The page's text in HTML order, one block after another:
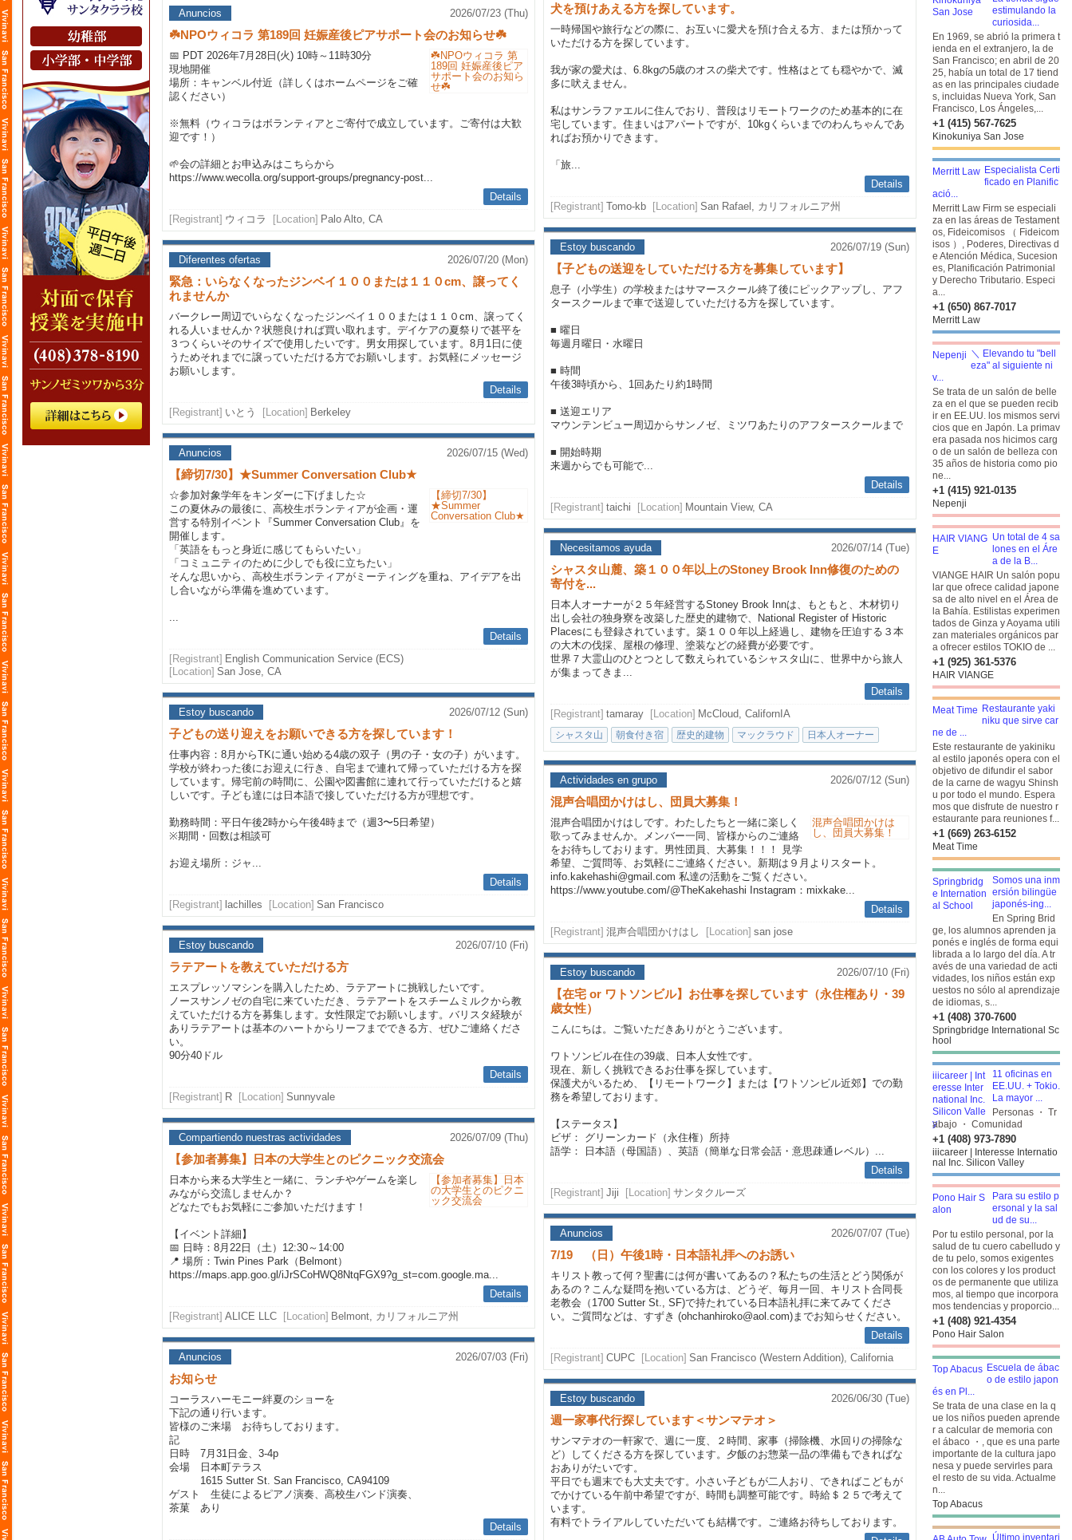
Anuncios 2026/07/23 (Thu)
☘️NPOウィコラ 第189回 妊娠産後ピアサポート会のお知らせ☘️
📅 PDT 2026年7月28日(火) 10時～11時30分
現地開催
場所：キャンベル付近（詳しくはホームページをご確
認ください）
※無料（ウィコラはボランティアとご寄付で成立しています。ご寄付は大歓
迎です！）
🌱会の詳細とお申込みはこちらから
https://www.wecolla.org/support-groups/pregnancy-post...
Details
[Registrant] ウィコラ [Location] Palo Alto, CA
Diferentes ofertas 2026/07/20 (Mon)
緊急：いらなくなったジンベイ１００または１１０cm、譲ってく
れませんか
バークレー周辺でいらなくなったジンベイ１００または１１０cm、譲ってく
れる人いませんか？状態良ければ買い取れます。デイケアの夏祭りで甚平を
３つくらいそのサイズで使用したいです。男女用探しています。8月1日に使
うためそれまでに譲っていただける方でお願いします。お気軽にメッセージ
お願いします。
Details
[Registrant] いとう [Location] Berkeley
Anuncios 2026/07/15 (Wed)
【締切7/30】★Summer Conversation Club★
☆参加対象学年をキンダーに下げました☆
この夏休みの最後に、高校生ボランティアが企画・運
営する特別イベント『Summer Conversation Club』を
開催します。
「英語をもっと身近に感じてもらいたい」
「コミュニティのために少しでも役に立ちたい」
そんな思いから、高校生ボランティアがミーティングを重ね、アイデアを出
し合いながら準備を進めています。
...
Details
[Registrant] English Communication Service (ECS)
[Location] San Jose, CA
Estoy buscando 2026/07/12 (Sun)
子どもの送り迎えをお願いできる方を探しています！
仕事内容：8月からTKに通い始める4歳の双子（男の子・女の子）がいます。
学校が終わった後にお迎えに行き、自宅まで連れて帰っていただける方を探
しています。帰宅前の時間に、公園や図書館に連れて行っていただけると嬉
しいです。子ども達には日本語で接していただける方が理想です。
勤務時間：平日午後2時から午後4時まで（週3〜5日希望）
※期間・回数は相談可
お迎え場所：ジャ...
Details
[Registrant] lachilles [Location] San Francisco
Estoy buscando 2026/07/10 (Fri)
ラテアートを教えていただける方
エスプレッソマシンを購入したため、ラテアートに挑戦したいです。
ノースサンノゼの自宅に来ていただき、ラテアートをスチームミルクから教
えていただける方を募集します。女性限定でお願いします。バリスタ経験が
ありラテアートは基本のハートからリーフまでできる方、ぜひご連絡くださ
い。
90分40ドル
Details
[Registrant] R [Location] Sunnyvale
Compartiendo nuestras actividades 2026/07/09 (Thu)
【参加者募集】日本の大学生とのピクニック交流会
日本から来る大学生と一緒に、ランチやゲームを楽し
みながら交流しませんか？
どなたでもお気軽にご参加いただけます！
【イベント詳細】
📅 日時：8月22日（土）12:30～14:00
📍 場所：Twin Pines Park（Belmont）
https://maps.app.goo.gl/iJrSCoHWQ8NtqFGX9?g_st=com.google.ma...
Details
[Registrant] ALICE LLC [Location] Belmont, カリフォルニア州
Anuncios 2026/07/03 (Fri)
お知らせ
コーラスハーモニー絆夏のショーを
下記の通り行います。
皆様のご来場 お待ちしております。
記
日時 7月31日金、3-4p
会場 日本町テラス
1615 Sutter St. San Francisco, CA94109
ゲスト 生徒によるピアノ演奏、高校生バンド演奏、
茶菓 あり
Details
犬を預けあえる方を探しています。
一時帰国や旅行などの際に、お互いに愛犬を預け合える方、または預かって
いただける方を探しています。
我が家の愛犬は、6.8kgの5歳のオスの柴犬です。性格はとても穏やかで、滅
多に吠えません。
私はサンラファエルに住んでおり、普段はリモートワークのため基本的に在
宅しています。住まいはアパートですが、10kgくらいまでのわんちゃんであ
ればお預かりできます。
「旅...
Details
[Registrant] Tomo-kb [Location] San Rafael, カリフォルニア州
Estoy buscando 2026/07/19 (Sun)
【子どもの送迎をしていただける方を募集しています】
息子（小学生）の学校またはサマースクール終了後にピックアップし、アフ
タースクールまで車で送迎していただける方を探しています。
■ 曜日
毎週月曜日・水曜日
■ 時間
午後3時頃から、1回あたり約1時間
■ 送迎エリア
マウンテンビュー周辺からサンノゼ、ミツワあたりのアフタースクールまで
■ 開始時期
来週からでも可能で...
Details
[Registrant] taichi [Location] Mountain View, CA
Necesitamos ayuda 2026/07/14 (Tue)
シャスタ山麓、築１００年以上のStoney Brook Inn修復のための
寄付を...
日本人オーナーが２５年経営するStoney Brook Innは、もともと、木材切り
出し会社の独身寮を改築した歴史的建物で、National Register of Historic
Placesにも登録されています。築１００年以上経過し、建物を圧迫する３本
の大木の伐採、屋根の修理、塗装などの経費が必要です。
世界７大霊山のひとつとして数えられているシャスタ山に、世界中から旅人
が集まってきま...
Details
[Registrant] tamaray [Location] McCloud, CalifornIA
シャスタ山 朝食付き宿 歴史的建物 マックラウド 日本人オーナー
Actividades en grupo 2026/07/12 (Sun)
混声合唱団かけはし、団員大募集！
混声合唱団かけはしです。わたしたちと一緒に楽しく
歌ってみませんか。メンバー一同、皆様からのご連絡
をお待ちしております。男性団員、大募集！！！ 見学
希望、ご質問等、お気軽にご連絡ください。新期は９月よりスタート。
info.kakehashi@gmail.com 私達の活動をご覧ください。
https://www.youtube.com/@TheKakehashi Instagram：mixkake...
Details
[Registrant] 混声合唱団かけはし [Location] san jose
Estoy buscando 2026/07/10 (Fri)
【在宅 or ワトソンビル】お仕事を探しています（永住権あり・39
歳女性）
こんにちは。ご覧いただきありがとうございます。
ワトソンビル在住の39歳、日本人女性です。
現在、新しく挑戦できるお仕事を探しています。
保護犬がいるため、【リモートワーク】または【ワトソンビル近郊】での勤
務を希望しております。
【ステータス】
ビザ： グリーンカード（永住権）所持
語学： 日本語（母国語）、英語（簡単な日常会話・意思疎通レベル）...
Details
[Registrant] Jiji [Location] サンタクルーズ
Anuncios 2026/07/07 (Tue)
7/19 （日）午後1時・日本語礼拝へのお誘い
キリスト教って何？聖書には何が書いてあるの？私たちの生活とどう関係が
あるの？こんな疑問を抱いている方は、どうぞ、毎月一回、キリスト合同長
老教会（1700 Sutter St., SF)で持たれている日本語礼拝に来てみてくださ
い。ご質問などは、すずき (ohchanhiroko@aol.com)までお知らせください。
Details
[Registrant] CUPC [Location] San Francisco (Western Addition), California
Estoy buscando 2026/06/30 (Tue)
週一家事代行探しています＜サンマテオ＞
サンマテオの一軒家で、週に一度、２時間、家事（掃除機、水回りの掃除な
ど）してくださる方を探しています。夕飯のお惣菜一品の準備もできればな
おありがたいです。
平日でも週末でも大丈夫です。小さい子どもが二人おり、できればこどもが
でかけている午前中希望ですが、時間も調整可能です。時給＄２５で考えて
います。
有料でトライアルしていただいても結構です。ご連絡お待ちしております。
estimulando la
curiosida...
En 1969, se abrió la primera t
ienda en el extranjero, la de
San Francisco; en abril de 20
25, había un total de 17 tiend
as en las principales ciudade
s, incluidas Nueva York, San
Francisco, Los Ángeles,...
+1 (415) 567-7625
Kinokuniya San Jose
Especialista Certi
ficado en Planific
ació...
Merritt Law Firm se especiali
za en las áreas de Testament
os, Fideicomisos （ Fideicom
isos ）, Poderes, Directivas d
e Atención Médica, Sucesion
es, Planificación Patrimonial
y Derecho Tributario. Especi
a...
+1 (650) 867-7017
Merritt Law
＼ Elevando tu "bell
eza" al siguiente ni
v...
Se trata de un salón de belle
za en el que se pueden recib
ir en EE.UU. los mismos servi
cios que en Japón. La primav
era pasada nos hicimos carg
o de un salón de belleza con
35 años de historia como pio
ne...
+1 (415) 921-0135
Nepenji
Un total de 4 sa
lones en el Áre
a de la B...
VIANGE HAIR Un salón popu
lar que ofrece calidad japone
sa de alto nivel en el Área de
la Bahía. Estilistas experimen
tados de Ginza y Aoyama utili
zan materiales orgánicos par
a ofrecer estilos TOKIO de ...
+1 (925) 361-5376
HAIR VIANGE
Restaurante yaki
niku que sirve car
ne de ...
Este restaurante de yakiniku
al estilo japonés opera con el
objetivo de difundir el sabor
de la carne de wagyu Shinsh
u por todo el mundo. Espera
mos que disfrute de nuestro r
estaurante para reuniones f...
+1 (669) 263-6152
Meat Time
Somos una inm
ersión bilingüe
japonés-ing...
En Spring Brid
ge, los alumnos aprenden ja
ponés e inglés de forma equi
librada a lo largo del día. A tr
avés de una variedad de acti
vidades, los niños están exp
uestos no sólo al aprendizaje
de idiomas, s...
+1 (408) 370-7600
Springbridge International Sc
hool
11 oficinas en
EE.UU. + Tokio.
La mayor ...
Personas ・ Tr
abajo ・ Comunidad
+1 (408) 973-7890
iiicareer | Interesse Internatio
nal Inc. Silicon Valley
Para su estilo p
ersonal y la sal
ud de su...
Por tu estilo personal, por la
salud de tu cuero cabelludo y
de tu pelo, somos exigentes
con los colores y los product
os de permanente que utiliza
mos, al tiempo que incorpora
mos tendencias y proporcio...
+1 (408) 921-4354
Pono Hair Salon
Escuela de ábac
o de estilo japon
és en Pl...
Se trata de una clase en la q
ue los niños pueden aprende
r a calcular de memoria con
el ábaco ・, que es una parte
importante de la cultura japo
nesa y puede servirles para
el resto de su vida. Actualme
n...
Top Abacus
Último inventari